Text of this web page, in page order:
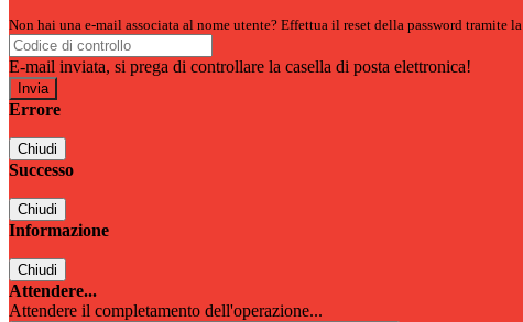
Non hai una e-mail associata al nome utente? Effettua il reset della password tramite la
E-mail inviata, si prega di controllare la casella di posta elettronica!
Errore
Chiudi
Successo
Chiudi
Informazione
Chiudi
Attendere...
Attendere il completamento dell'operazione...